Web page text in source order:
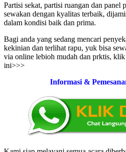
Partisi sekat, partisi ruangan dan panel
sewakan dengan kyalitas terbaik,
dalam kondisi baik dan prima.
Bagi anda yang sedang mencari
kekinian dan terlihat rapu, yuk bisa
via online lebioh mudah dan prktis,
ini>>>
Informasi &